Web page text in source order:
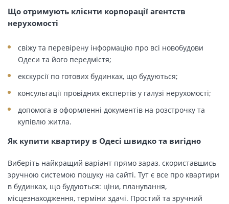
Що отримують клієнти корпорації агентств
нерухомості
свіжу та перевірену інформацію про всі новобудови
Одеси та його передмістя;
екскурсії по готових будинках, що будуються;
консультації провідних експертів у галузі нерухомості;
допомога в оформленні документів на розстрочку та
купівлю житла.
Як купити квартиру в Одесі швидко та вигідно
Виберіть найкращий варіант прямо зараз, скориставшись
зручною системою пошуку на сайті. Тут є все про квартири
в будинках, що будуються: ціни, планування,
місцезнаходження, терміни здачі. Простий та зручний